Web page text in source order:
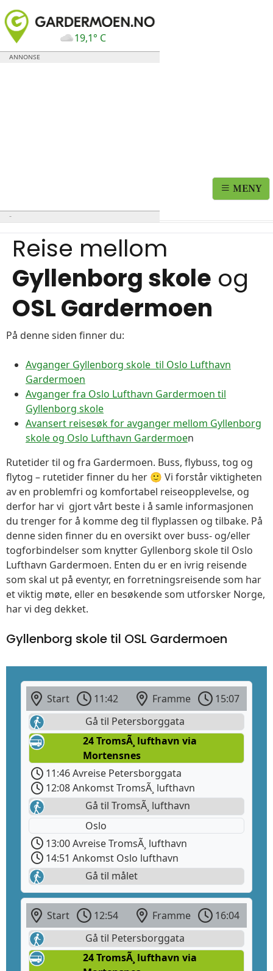
19,1° C
MENY
Reise mellom
Gyllenborg skole og
OSL Gardermoen
På denne siden finner du:
Avganger Gyllenborg skole til Oslo Lufthavn
Gardermoen
Avganger fra Oslo Lufthavn Gardermoen til
Gyllenborg skole
Avansert reisesøk for avganger mellom Gyllenborg
skole og Oslo Lufthavn Gardermoen
Rutetider til og fra Gardermoen. Buss, flybuss, tog og
flytog – rutetider finner du her 🙂 Vi forstår viktigheten
av en problemfri og komfortabel reiseopplevelse, og
derfor har vi gjort vårt beste i å samle informasjonen
du trenger for å komme deg til flyplassen og tilbake. På
denne siden finner du en oversikt over buss- og/eller
togforbindelser som knytter Gyllenborg skole til Oslo
Lufthavn Gardermoen. Enten du er en ivrig reisende
som skal ut på eventyr, en forretningsreisende som har
et viktig møte, eller en besøkende som utforsker Norge,
har vi deg dekket.
Gyllenborg skole til OSL Gardermoen
Start 11:42 Framme
15:07
Gå til Petersborggata
24 TromsÃ¸ lufthavn via
Mortensnes
11:46 Avreise Petersborggata
12:08 Ankomst TromsÃ¸ lufthavn
Gå til TromsÃ¸ lufthavn
Oslo
13:00 Avreise TromsÃ¸ lufthavn
14:51 Ankomst Oslo lufthavn
Gå til målet
Start 12:54 Framme
16:04
Gå til Petersborggata
24 TromsÃ¸ lufthavn via